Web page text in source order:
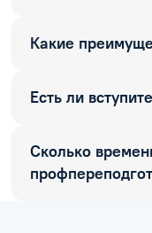
Какие
Есть ли
Сколько